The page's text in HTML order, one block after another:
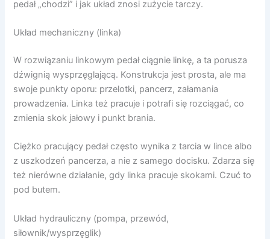
pedał „chodzi” i jak układ znosi zużycie tarczy.
Układ mechaniczny (linka)
W rozwiązaniu linkowym pedał ciągnie linkę, a ta porusza
dźwignią wysprzęglającą. Konstrukcja jest prosta, ale ma
swoje punkty oporu: przelotki, pancerz, załamania
prowadzenia. Linka też pracuje i potrafi się rozciągać, co
zmienia skok jałowy i punkt brania.
Ciężko pracujący pedał często wynika z tarcia w lince albo
z uszkodzeń pancerza, a nie z samego docisku. Zdarza się
też nierówne działanie, gdy linka pracuje skokami. Czuć to
pod butem.
Układ hydrauliczny (pompa, przewód,
siłownik/wysprzęglik)